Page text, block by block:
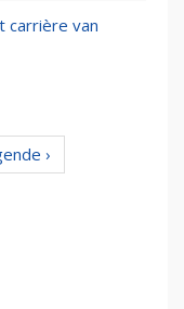
carrière van
›